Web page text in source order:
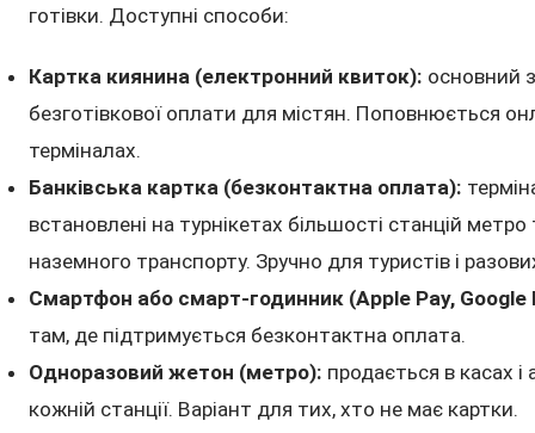
готівки. Доступні способи:
Картка киянина (електронний квиток): основний
безготівкової оплати для містян. Поповнюється
терміналах.
Банківська картка (безконтактна оплата):
встановлені на турнікетах більшості станцій метро
наземного транспорту. Зручно для туристів і
Смартфон або смарт-годинник (Apple Pay, Google
там, де підтримується безконтактна оплата.
Одноразовий жетон (метро): продається в касах
кожній станції. Варіант для тих, хто не має картки.